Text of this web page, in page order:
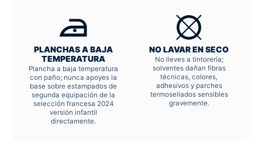
PLANCHAS A BAJA
TEMPERATURA
Plancha a baja temperatura
con paño; nunca apoyes la
base sobre estampados de
segunda equipación de la
selección francesa 2024
versión infantil
directamente.
NO LAVAR EN SECO
No lleves a tintorería;
solventes dañan fibras
técnicas, colores,
adhesivos y parches
termosellados sensibles
gravemente.